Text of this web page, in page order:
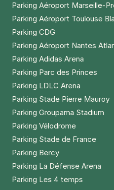
Parking Aéroport Marseille-
Parking Aéroport Toulouse
Parking CDG
Parking Aéroport Nantes
Parking Adidas Arena
Parking Parc des Princes
Parking LDLC Arena
Parking Stade Pierre Mauroy
Parking Groupama Stadium
Parking Vélodrome
Parking Stade de France
Parking Bercy
Parking La Défense Arena
Parking Les 4 temps